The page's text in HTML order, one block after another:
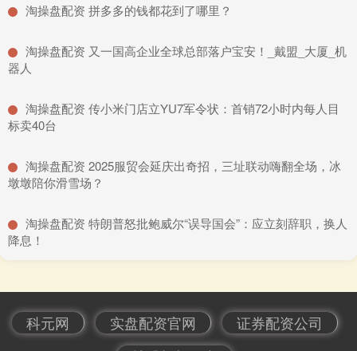
​淘操盘配资 拼多多的钱都花到了哪里？
​淘操盘配资 又一国高企业全球总部落户宝安！_戴盟_大厦_机
器人
​淘操盘配资 传小米门店立YU7军令状：首销72小时内每人目
标卖40台
​淘操盘配资 2025服贸会延庆出奇招，三址联动嗨翻全场，冰
墩墩陪你滑雪场？
​淘操盘配资 特朗普怒批鲍威尔“误导国会”：应立刻辞职，换人
降息！
科元网 实盘配资官网
证券配资公司